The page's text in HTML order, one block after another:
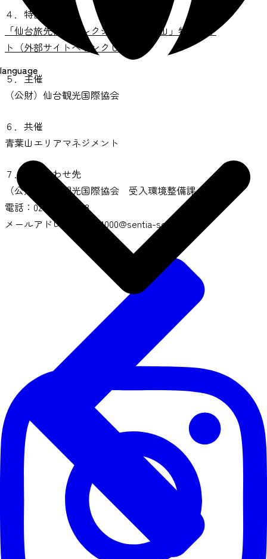
language
４．特設サイト
「仙台旅先体験コレクション in 青葉山」特設サイ
ト（外部サイトへリンクします）
５．主催
（公財）仙台観光国際協会
６．共催
青葉山エリアマネジメント
７．問い合わせ先
（公財）仙台観光国際協会 受入環境整備課
電話：022-302-5808
メールアドレス：Epro1000@sentia-sendai.jp